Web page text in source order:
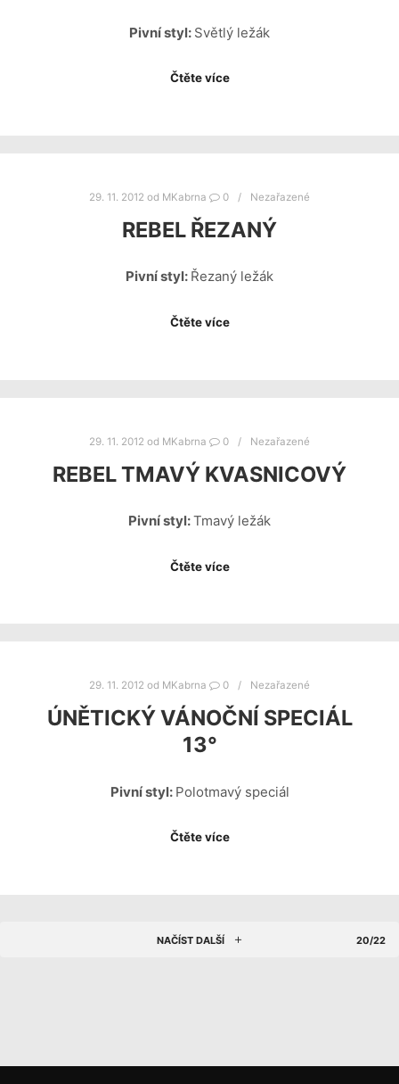
Pivní styl: Světlý ležák
Čtěte více
29. 11. 2012 od MKabrna 0 Nezařazené
REBEL ŘEZANÝ
Pivní styl: Řezaný ležák
Čtěte více
29. 11. 2012 od MKabrna 0 Nezařazené
REBEL TMAVÝ KVASNICOVÝ
Pivní styl:Tmavý ležák
Čtěte více
29. 11. 2012 od MKabrna 0 Nezařazené
ÚNĚTICKÝ VÁNOČNÍ SPECIÁL
13°
Pivní styl: Polotmavý speciál
Čtěte více
NAČÍST DALŠÍ 20/22